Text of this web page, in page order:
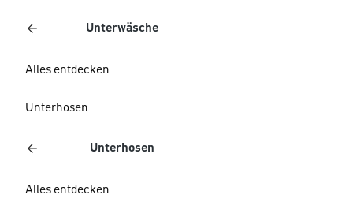
Unterwäsche
Alles entdecken
Unterhosen
Unterhosen
Alles entdecken